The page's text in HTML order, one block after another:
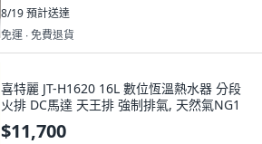
8/19預計送達
免運 ∙ 免費退貨
喜特麗 JT-H1620 16L 數位恆溫熱水器 分段
火排 DC馬達 天王排 強制排氣, 天然氣NG1
$11,700